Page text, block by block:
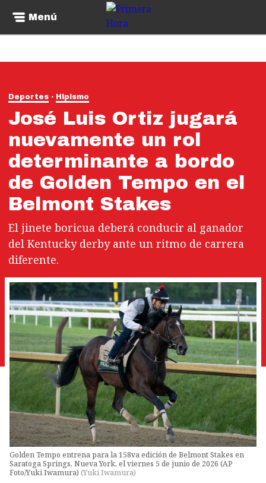
Menú
Deportes Hipismo
José Luis Ortiz jugará
nuevamente un rol
determinante a bordo
de Golden Tempo en el
Belmont Stakes
El jinete boricua deberá conducir al ganador
del Kentucky derby ante un ritmo de carrera
diferente.
Golden Tempo entrena para la 158va edición de Belmont Stakes en
Saratoga Springs, Nueva York, el viernes 5 de junio de 2026 (AP
Foto/Yuki Iwamura) (Yuki Iwamura)